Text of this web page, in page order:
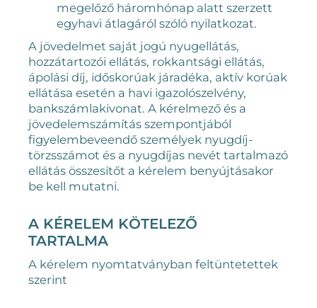
megelőző háromhónap alatt szerzett
egyhavi átlagáról szóló nyilatkozat.
A jövedelmet saját jogú nyugellátás,
hozzátartozói ellátás, rokkantsági ellátás,
ápolási díj, időskorúak járadéka, aktív korúak
ellátása esetén a havi igazolószelvény,
bankszámlakivonat. A kérelmező és a
jövedelemszámítás szempontjából
figyelembeveendő személyek nyugdíj-
törzsszámot és a nyugdíjas nevét tartalmazó
ellátás összesítőt a kérelem benyújtásakor
be kell mutatni.
A KÉRELEM KÖTELEZŐ
TARTALMA
A kérelem nyomtatványban feltüntetettek
szerint